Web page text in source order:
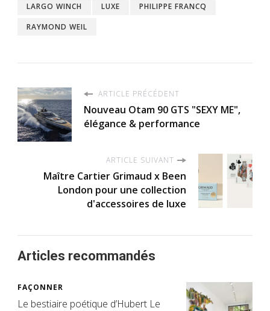
LARGO WINCH
LUXE
PHILIPPE FRANCQ
RAYMOND WEIL
ARTICLE PRÉCÉDENT
Nouveau Otam 90 GTS "SEXY ME",
élégance & performance
ARTICLE SUIVANT
Maître Cartier Grimaud x Been
London pour une collection
d'accessoires de luxe
Articles recommandés
FAÇONNER
Le bestiaire poétique d’Hubert Le